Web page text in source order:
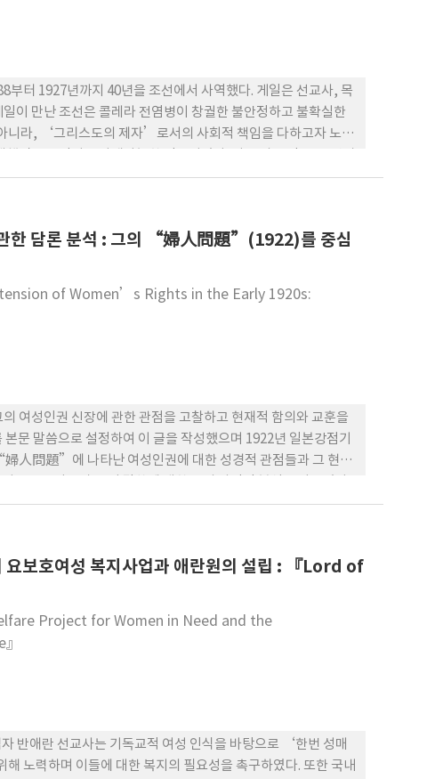
터 1927년까지 40년을 조선에서 사역했다. 게일은 선교사, 목
이 만난 조선은 콜레라 전염병이 창궐한 불안정하고 불확실한
라, ‘그리스도의 제자’로서의 사회적 책임을 다하고자 노력
목쟈” 제임스 게일의 초기 사역과 경험이, 이후 조선에서의
는 것이다. 이를 위해, 게일의 초기 사역에 깊은 영향을 준, 헨리
대한 연구와 함께, 부산과 서울 곤당 골에서의 사역을 정동
한 담론 분석 : 그의 “婦人問題”(1922)를 중심
of Women’s Rights in the Early 1920s:
여성인권 신장에 관한 관점을 고찰하고 현재적 함의와 교훈을
문 말씀으로 설정하여 이 글을 작성했으며 1922년 일본강점기
人問題”에 나타난 여성인권에 대한 성경적 관점들과 그 현재
도 여성 성도들을 향한 엄격한 훈계, 시대적 관례 순응과 온건한
가혹한 오이코스(οἶκος)의 울 타리 철폐, 동등한 교육기회의
보호여성 복지사업과 애란원의 설립 : 『Lord of
Project for Women in Need and the
반애란 선교사는 기독교적 여성 인식을 바탕으로 ‘한번 성매
노력하며 이들에 대한 복지의 필요성을 촉구하였다. 또한 국내